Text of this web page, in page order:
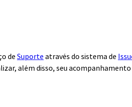
deSuporte através do sistema de
além disso, seu